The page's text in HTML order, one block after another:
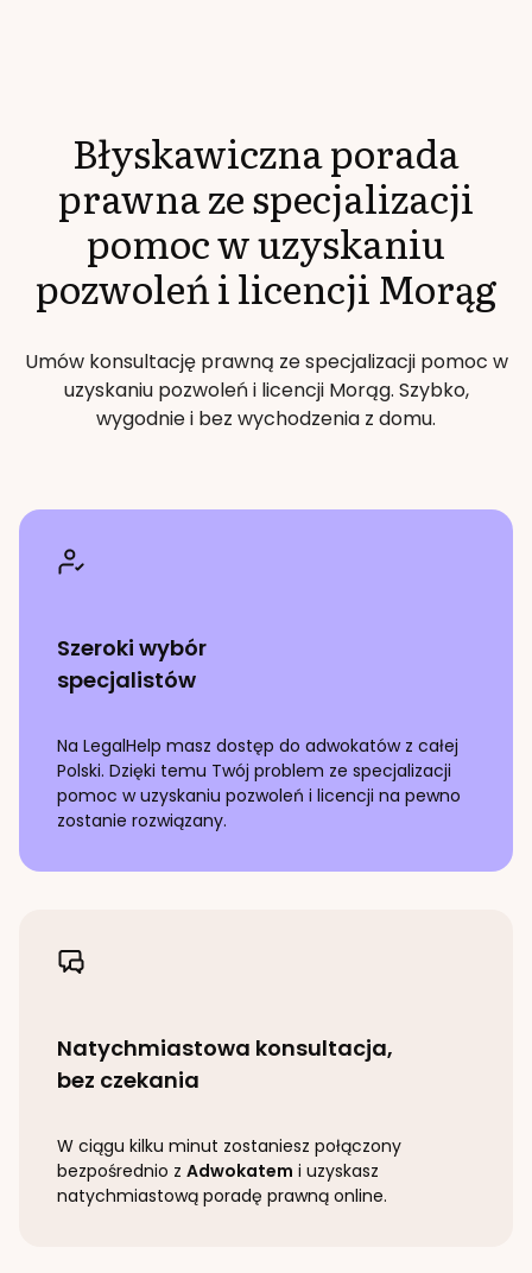
Błyskawiczna porada
prawna ze specjalizacji
pomoc w uzyskaniu
pozwoleń i licencjiMorąg
Umów konsultację prawną ze specjalizacji pomoc w
uzyskaniu pozwoleń i licencjiMorąg. Szybko,
wygodnie i bez wychodzenia z domu.
Szeroki wybór
specjalistów
Na LegalHelp masz dostęp do adwokatów z całej
Polski. Dzięki temu Twój problem ze specjalizacji
pomoc w uzyskaniu pozwoleń i licencji na pewno
zostanie rozwiązany.
Natychmiastowa konsultacja,
bez czekania
W ciągu kilku minut zostaniesz połączony
bezpośrednio z Adwokatem i uzyskasz
natychmiastową poradę prawną online.